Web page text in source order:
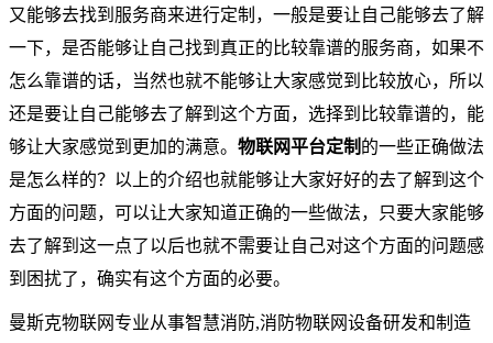
又能够去找到服务商来进行定制，一般是要让自己能够去了解
一下，是否能够让自己找到真正的比较靠谱的服务商，如果不
怎么靠谱的话，当然也就不能够让大家感觉到比较放心，所以
还是要让自己能够去了解到这个方面，选择到比较靠谱的，能
够让大家感觉到更加的满意。 物联网平台定制 的一些正确做法
是怎么样的？以上的介绍也就能够让大家好好的去了解到这个
方面的问题，可以让大家知道正确的一些做法，只要大家能够
去了解到这一点了以后也就不需要让自己对这个方面的问题感
到困扰了，确实有这个方面的必要。
曼斯克物联网专业从事智慧消防,消防物联网设备研发和制造